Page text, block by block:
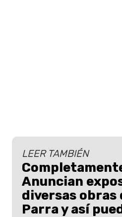
LEER TAMBIÉN
Anuncian
diversas obras
Parra y así